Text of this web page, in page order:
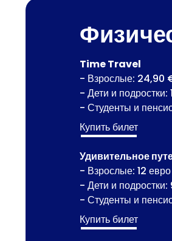
Time Travel
- Взрослые: 24,90
- Дети и
- Студенты и
Купить билет
Удивительное
- Взрослые: 12 евро
- Дети и подростки:
- Студенты и
Купить билет